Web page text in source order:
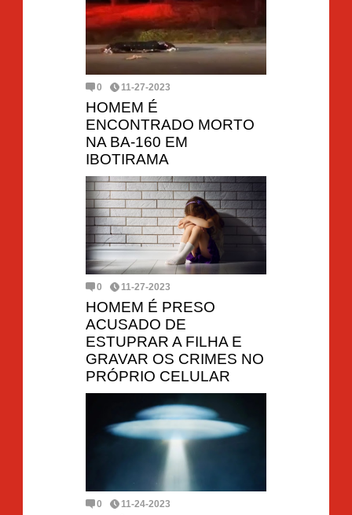
0 11-27-2023
HOMEM É
ENCONTRADO MORTO
NA BA-160 EM
IBOTIRAMA
0 11-27-2023
HOMEM É PRESO
ACUSADO DE
ESTUPRAR A FILHA E
GRAVAR OS CRIMES NO
PRÓPRIO CELULAR
0 11-24-2023